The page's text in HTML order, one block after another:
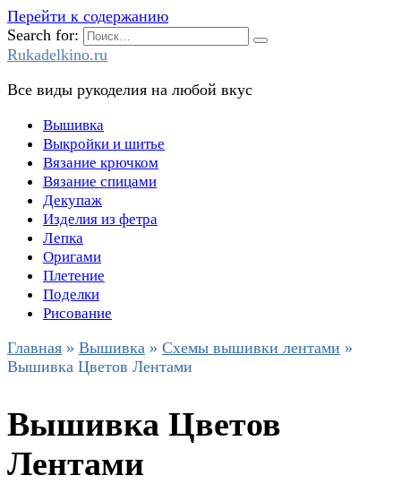
Перейти к содержанию
Search for:
Rukadelkino.ru
Все виды рукоделия на любой вкус
Вышивка
Выкройки и шитье
Вязание крючком
Вязание спицами
Декупаж
Изделия из фетра
Лепка
Оригами
Плетение
Поделки
Рисование
Главная » Вышивка » Схемы вышивки лентами »
Вышивка Цветов Лентами
Вышивка Цветов
Лентами